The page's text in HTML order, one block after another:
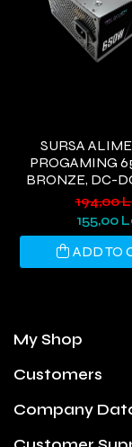
SURSA
PROGAMING
BRONZE, DC-
194,00
155,00
ADD TO
My Shop
Customers
Company